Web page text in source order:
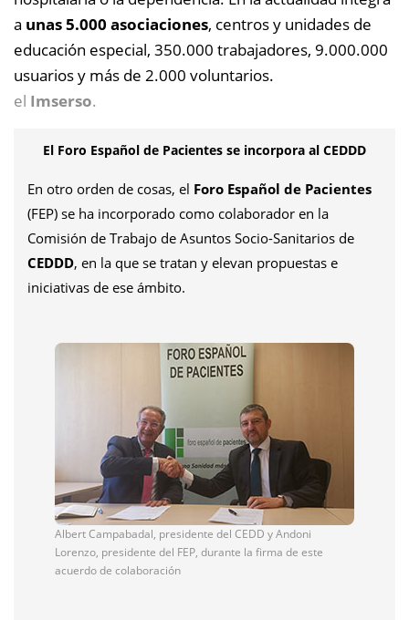
a unas 5.000 asociaciones, centros y unidades de
educación especial, 350.000 trabajadores, 9.000.000
usuarios y más de 2.000 voluntarios.
el Imserso.
El Foro Español de Pacientes se incorpora al CEDDD
En otro orden de cosas, el Foro Español de Pacientes
(FEP) se ha incorporado como colaborador en la
Comisión de Trabajo de Asuntos Socio-Sanitarios de
CEDDD, en la que se tratan y elevan propuestas e
iniciativas de ese ámbito.
Albert Campabadal, presidente del CEDD y Andoni
Lorenzo, presidente del FEP, durante la firma de este
acuerdo de colaboración